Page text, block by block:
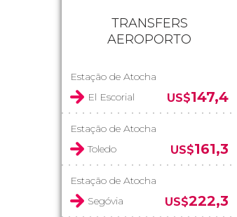
TRANSFERS
AEROPORTO
Estação de Atocha
El Escorial
US$147,4
Estação de Atocha
Toledo
US$161,3
Estação de Atocha
Segóvia
US$222,3